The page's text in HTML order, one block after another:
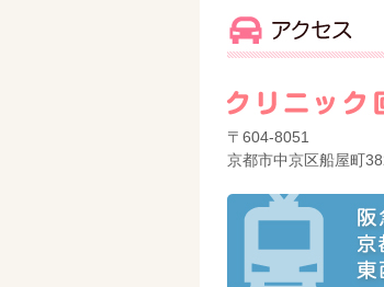
〒604-8051
京都市中京区船屋町